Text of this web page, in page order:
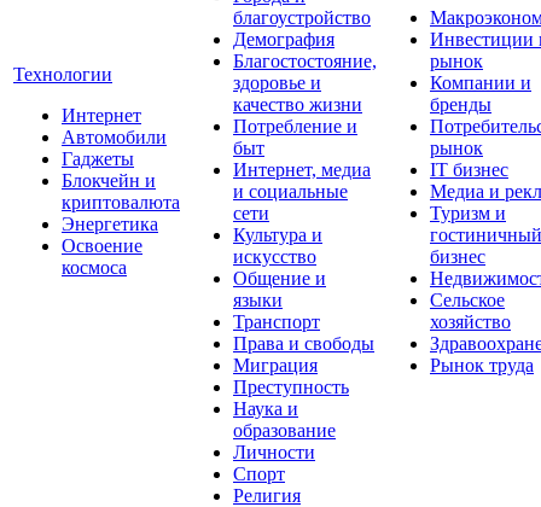
Технологии
Интернет
Автомобили
Гаджеты
Блокчейн и
криптовалюта
Энергетика
Освоение
космоса
благоустройство
Демография
Благостостояние,
здоровье и
качество жизни
Потребление и
быт
Интернет, медиа
и социальные
сети
Культура и
искусство
Общение и
языки
Транспорт
Права и свободы
Миграция
Преступность
Наука и
образование
Личности
Спорт
Религия
Инвестиции
рынок
Компании и
бренды
рынок
IT бизнес
Медиа и
Туризм и
гостиничный
бизнес
Сельское
хозяйство
Рынок труда